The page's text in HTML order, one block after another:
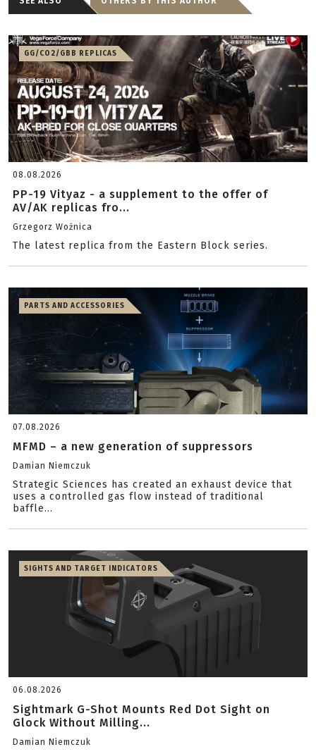
GG/CO2/GBB REPLICAS
08.08.2026
PP-19 Vityaz - a supplement to the offer of
AV/AK replicas fro...
Grzegorz Woźnica
The latest replica from the Eastern Block series.
PARTS AND ACCESSORIES
07.08.2026
MFMD – a new generation of suppressors
Damian Niemczuk
Strategic Sciences has created an exhaust device that
uses a controlled gas flow instead of traditional
baffle...
SIGHTS AND TARGET INDICATORS
06.08.2026
Sightmark G-Shot Mounts Red Dot Sight on
Glock Without Milling...
Damian Niemczuk